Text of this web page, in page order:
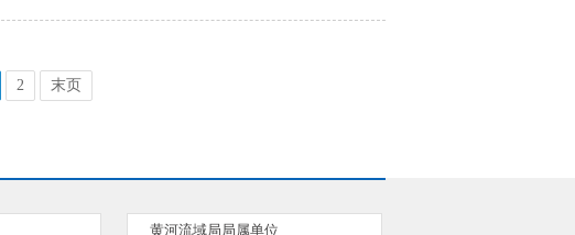
2 末页
黄河流域局局属单位